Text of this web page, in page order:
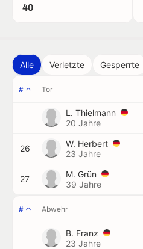
40
Alle Verletzte Gesperrte
# Tor
L. Thielmann
20 Jahre
26
W. Herbert
23 Jahre
27
M. Grün
39 Jahre
# Abwehr
B. Franz
23 Jahre